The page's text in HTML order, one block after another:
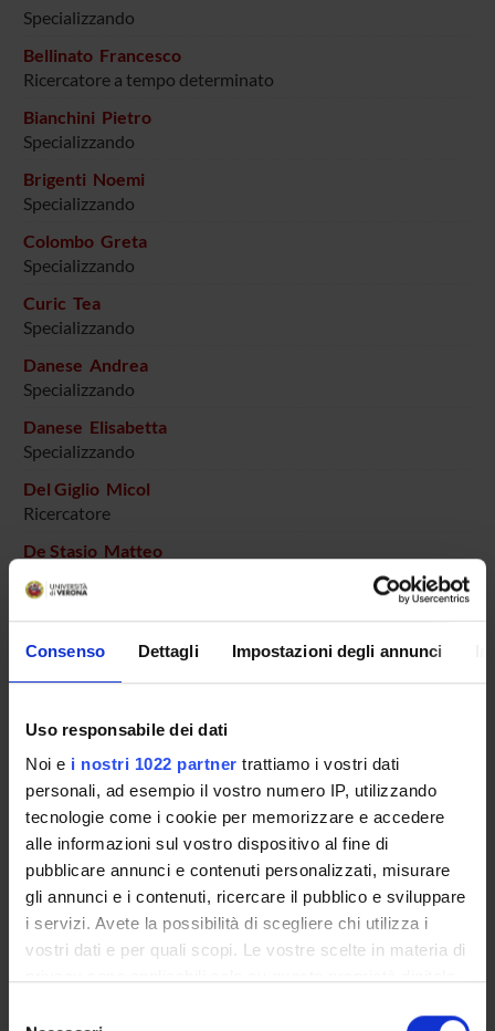
Consenso Dettagli Impostazioni degli annunci
Uso responsabile dei dati
Noi e i nostri 1022 partner trattiamo i vostri dati
personali, ad esempio il vostro numero IP, utilizzando
tecnologie come i cookie per memorizzare e accedere
alle informazioni sul vostro dispositivo al fine di
pubblicare annunci e contenuti personalizzati, misurare
gli annunci e i contenuti, ricercare il pubblico e sviluppare
i servizi. Avete la possibilità di scegliere chi utilizza i
vostri dati e per quali scopi. Le vostre scelte in materia di
Specializzando
Bellinato Francesco
Ricercatore a tempo determinato
Bianchini Pietro
Specializzando
Brigenti Noemi
Specializzando
Colombo Greta
Specializzando
Curic Tea
Specializzando
Danese Andrea
Specializzando
Danese Elisabetta
Specializzando
Del Giglio Micol
Ricercatore
De Stasio Matteo
Ferrara Angelantonio
Girolomoni Giampiero
Professore ordinario
Gisondi Paolo
Professore associato
Lozito Alessia
Specializzando
Maurelli Martina
Dottorando